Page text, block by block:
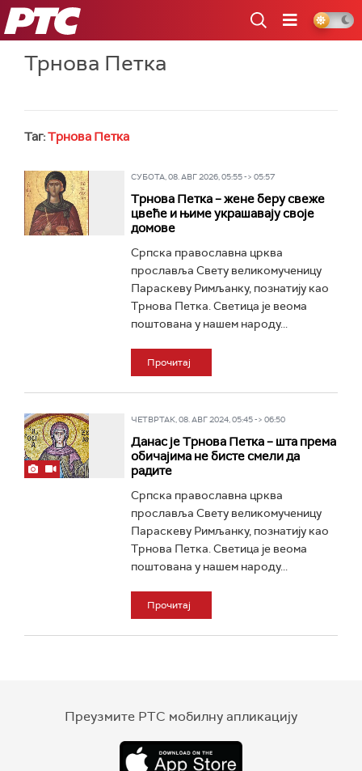
РТС
Трнова Петка
Таг:Трнова Петка
СУБОТА, 08. АВГ 2026, 05:55 -> 05:57
Трнова Петка – жене беру свеже
цвеће и њиме украшавају своје
домове
Српска православна црква
прославља Свету великомученицу
Параскеву Римљанку, познатију као
Трнова Петка. Светица је веома
поштована у нашем народу...
Прочитај
ЧЕТВРТАК, 08. АВГ 2024, 05:45 -> 06:50
Данас је Трнова Петка – шта према
обичајима не бисте смели да
радите
Српска православна црква
прославља Свету великомученицу
Параскеву Римљанку, познатију као
Трнова Петка. Светица је веома
поштована у нашем народу...
Прочитај
Преузмите РТС мобилну апликацију